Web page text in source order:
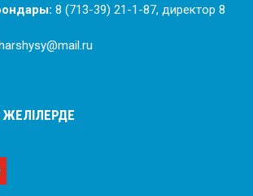
8 (713-39) 21-1-87, директор 8
ЖЕЛІЛЕРДЕ